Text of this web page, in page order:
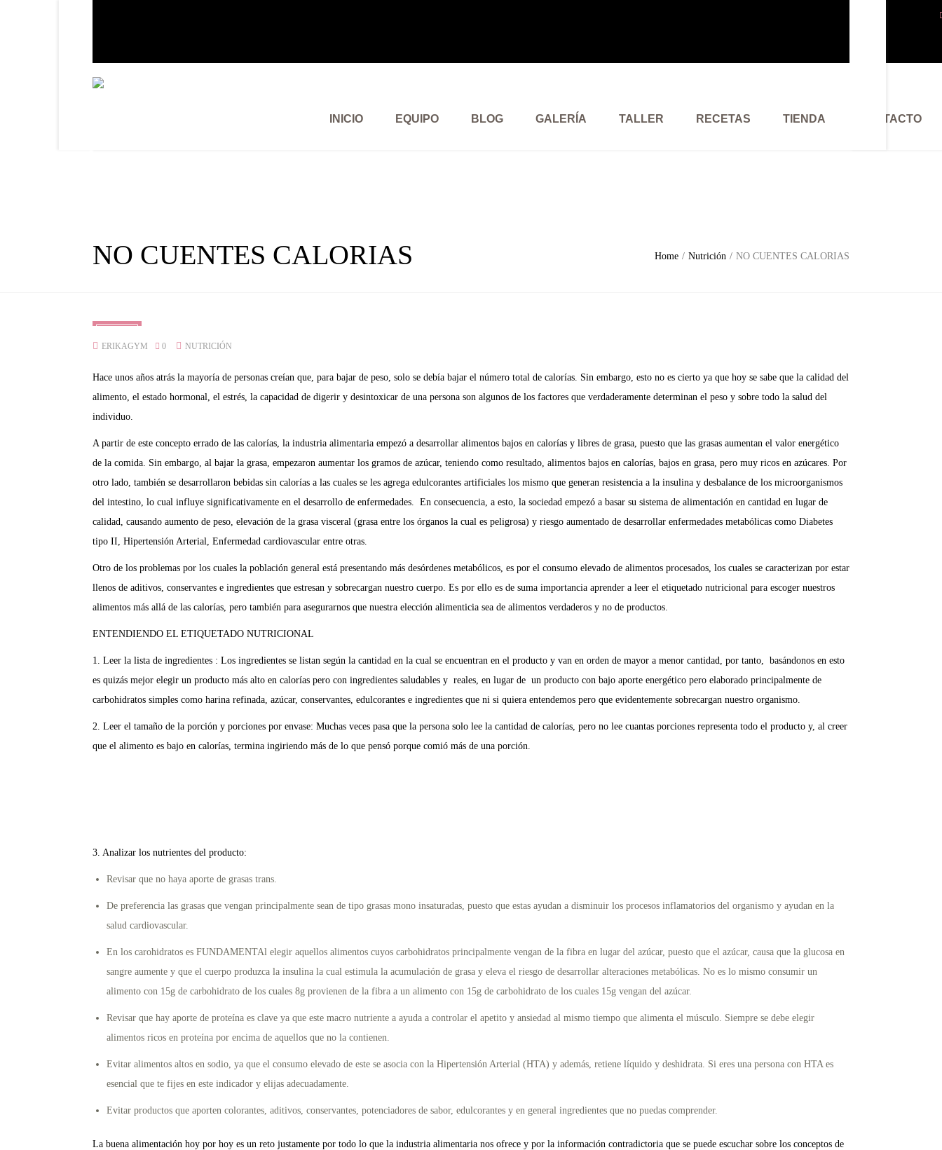
INICIO EQUIPO BLOG GALERÍA TALLER RECETAS TIENDA CONTACTO
NO CUENTES CALORIAS Home Nutrición NO CUENTES CALORIAS
20
ERIKAGYM 0 NUTRICIÓN
Hace unos años atrás la mayoría de personas creían que, para bajar de peso, solo se debía bajar el número total de calorías. Sin embargo, esto no es cierto ya que hoy se sabe que la calidad del
alimento, el estado hormonal, el estrés, la capacidad de digerir y desintoxicar de una persona son algunos de los factores que verdaderamente determinan el peso y sobre todo la salud del
individuo.
A partir de este concepto errado de las calorías, la industria alimentaria empezó a desarrollar alimentos bajos en calorías y libres de grasa, puesto que las grasas aumentan el valor energético
de la comida. Sin embargo, al bajar la grasa, empezaron aumentar los gramos de azúcar, teniendo como resultado, alimentos bajos en calorías, bajos en grasa, pero muy ricos en azúcares. Por
otro lado, también se desarrollaron bebidas sin calorías a las cuales se les agrega edulcorantes artificiales los mismo que generan resistencia a la insulina y desbalance de los microorganismos
del intestino, lo cual influye significativamente en el desarrollo de enfermedades. En consecuencia, a esto, la sociedad empezó a basar su sistema de alimentación en cantidad en lugar de
calidad, causando aumento de peso, elevación de la grasa visceral (grasa entre los órganos la cual es peligrosa) y riesgo aumentado de desarrollar enfermedades metabólicas como Diabetes
tipo II, Hipertensión Arterial, Enfermedad cardiovascular entre otras.
Otro de los problemas por los cuales la población general está presentando más desórdenes metabólicos, es por el consumo elevado de alimentos procesados, los cuales se caracterizan por estar
llenos de aditivos, conservantes e ingredientes que estresan y sobrecargan nuestro cuerpo. Es por ello es de suma importancia aprender a leer el etiquetado nutricional para escoger nuestros
alimentos más allá de las calorías, pero también para asegurarnos que nuestra elección alimenticia sea de alimentos verdaderos y no de productos.
ENTENDIENDO EL ETIQUETADO NUTRICIONAL
1. Leer la lista de ingredientes : Los ingredientes se listan según la cantidad en la cual se encuentran en el producto y van en orden de mayor a menor cantidad, por tanto, basándonos en esto
es quizás mejor elegir un producto más alto en calorías pero con ingredientes saludables y reales, en lugar de un producto con bajo aporte energético pero elaborado principalmente de
carbohidratos simples como harina refinada, azúcar, conservantes, edulcorantes e ingredientes que ni si quiera entendemos pero que evidentemente sobrecargan nuestro organismo.
2. Leer el tamaño de la porción y porciones por envase: Muchas veces pasa que la persona solo lee la cantidad de calorías, pero no lee cuantas porciones representa todo el producto y, al creer
que el alimento es bajo en calorías, termina ingiriendo más de lo que pensó porque comió más de una porción.
3. Analizar los nutrientes del producto:
Revisar que no haya aporte de grasas trans.
De preferencia las grasas que vengan principalmente sean de tipo grasas mono insaturadas, puesto que estas ayudan a disminuir los procesos inflamatorios del organismo y ayudan en la
salud cardiovascular.
En los carohidratos es FUNDAMENTAl elegir aquellos alimentos cuyos carbohidratos principalmente vengan de la fibra en lugar del azúcar, puesto que el azúcar, causa que la glucosa en
sangre aumente y que el cuerpo produzca la insulina la cual estimula la acumulación de grasa y eleva el riesgo de desarrollar alteraciones metabólicas. No es lo mismo consumir un
alimento con 15g de carbohidrato de los cuales 8g provienen de la fibra a un alimento con 15g de carbohidrato de los cuales 15g vengan del azúcar.
Revisar que hay aporte de proteína es clave ya que este macro nutriente a ayuda a controlar el apetito y ansiedad al mismo tiempo que alimenta el músculo. Siempre se debe elegir
alimentos ricos en proteína por encima de aquellos que no la contienen.
Evitar alimentos altos en sodio, ya que el consumo elevado de este se asocia con la Hipertensión Arterial (HTA) y además, retiene líquido y deshidrata. Si eres una persona con HTA es
esencial que te fijes en este indicador y elijas adecuadamente.
Evitar productos que aporten colorantes, aditivos, conservantes, potenciadores de sabor, edulcorantes y en general ingredientes que no puedas comprender.
La buena alimentación hoy por hoy es un reto justamente por todo lo que la industria alimentaria nos ofrece y por la información contradictoria que se puede escuchar sobre los conceptos de